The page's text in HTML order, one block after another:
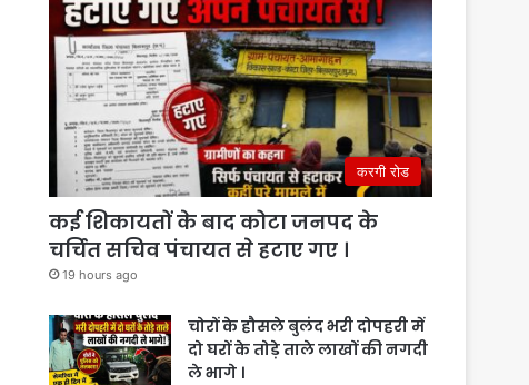
करगी रोड
कई शिकायतों के बाद कोटा जनपद के
चर्चित सचिव पंचायत से हटाए गए ।
19 hours ago
चोरों के हौसले बुलंद भरी दोपहरी में
दो घरों के तोड़े ताले लाखों की नगदी
ले भागे ।